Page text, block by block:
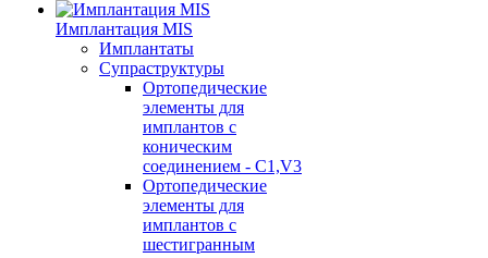
Имплантация MIS
Имплантаты
Супраструктуры
Ортопедические
элементы для
имплантов с
коническим
соединением - C1,V3
Ортопедические
элементы для
имплантов с
шестигранным